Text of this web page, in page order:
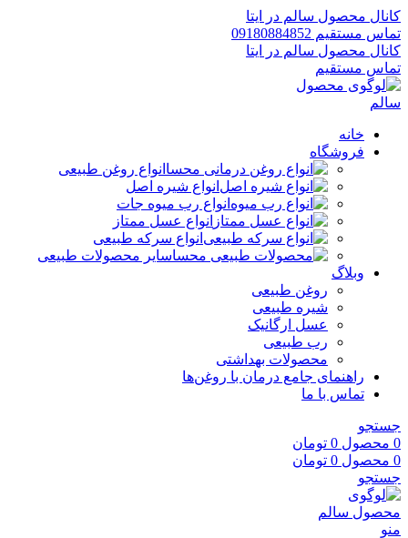
کانال محصول سالم در ایتا
تماس مستقیم 09180884852
کانال محصول سالم در ایتا
تماس مستقیم
خانه
فروشگاه
انواع روغن طبیعی
انواع شیره اصل
انواع رب میوه جات
انواع عسل ممتاز
انواع سرکه طبیعی
سایر محصولات طبیعی
وبلاگ
روغن طبیعی
شیره طبیعی
عسل ارگانیک
رب طبیعی
محصولات بهداشتی
راهنمای جامع درمان با روغن‌ها
تماس با ما
جستجو
0 محصول 0 تومان
0 محصول 0 تومان
جستجو
منو